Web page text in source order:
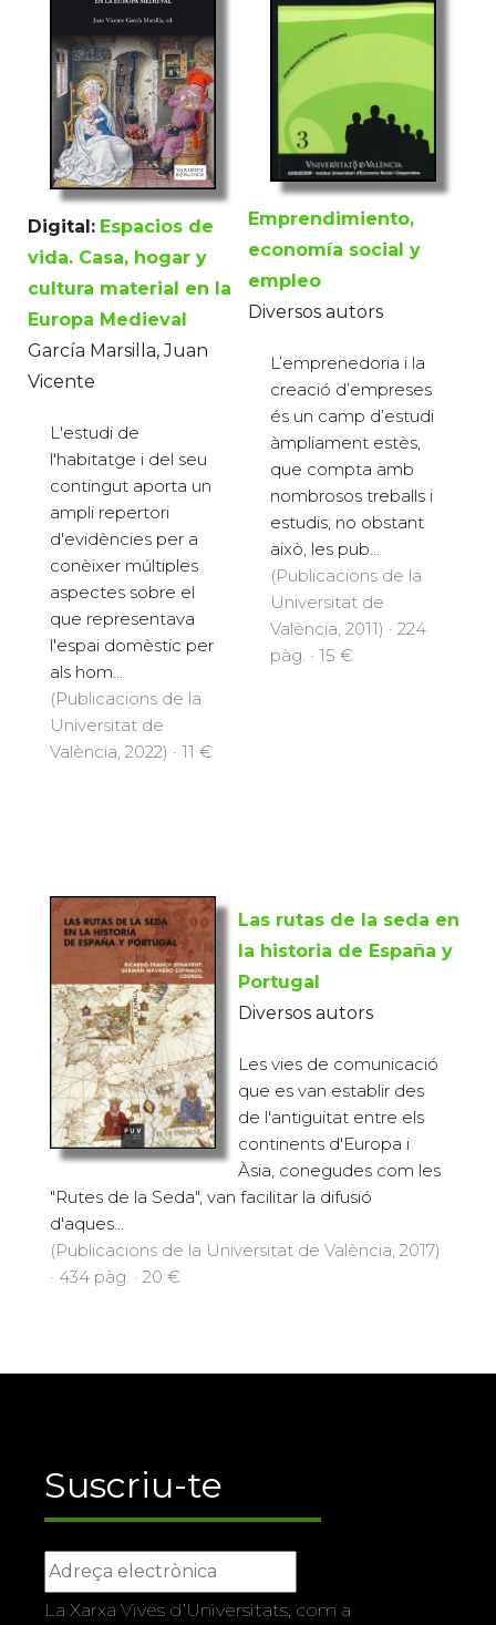
Digital: Espacios de
vida. Casa, hogar y
cultura material en la
Europa Medieval
García Marsilla, Juan
Vicente
L'estudi de
l'habitatge i del seu
contingut aporta un
ampli repertori
d'evidències per a
conèixer múltiples
aspectes sobre el
que representava
l'espai domèstic per
als hom...
(Publicacions de la
Universitat de
València, 2022) · 11 €
Emprendimiento,
economía social y
empleo
Diversos autors
L’emprenedoria i la
creació d’empreses
és un camp d’estudi
àmpliament estès,
que compta amb
nombrosos treballs i
estudis; no obstant
això, les pub...
(Publicacions de la
Universitat de
València, 2011) · 224
pàg. · 15 €
Las rutas de la seda en
la historia de España y
Portugal
Diversos autors
Les vies de comunicació
que es van establir des
de l'antiguitat entre els
continents d'Europa i
Àsia, conegudes com les
"Rutes de la Seda", van facilitar la difusió
d'aques...
(Publicacions de la Universitat de València, 2017)
· 434 pàg. · 20 €
Suscriu-te
La Xarxa Vives d’Universitats, com a